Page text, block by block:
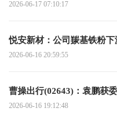
2026-06-17 07:10:17
悦安新材：公司羰基铁粉
2026-06-16 20:59:55
曹操出行(02643)：袁鹏获
2026-06-16 19:12:48